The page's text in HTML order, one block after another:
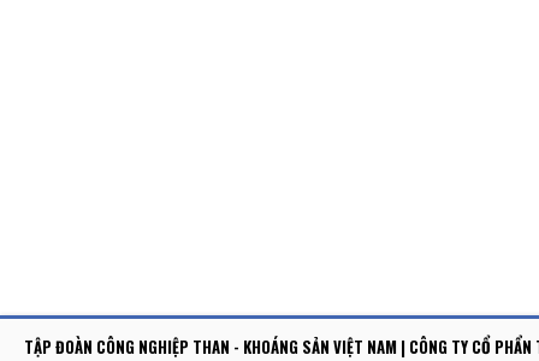
TẬP ĐOÀN CÔNG NGHIỆP THAN - KHOÁNG SẢN VIỆT NAM | CÔNG TY CỔ